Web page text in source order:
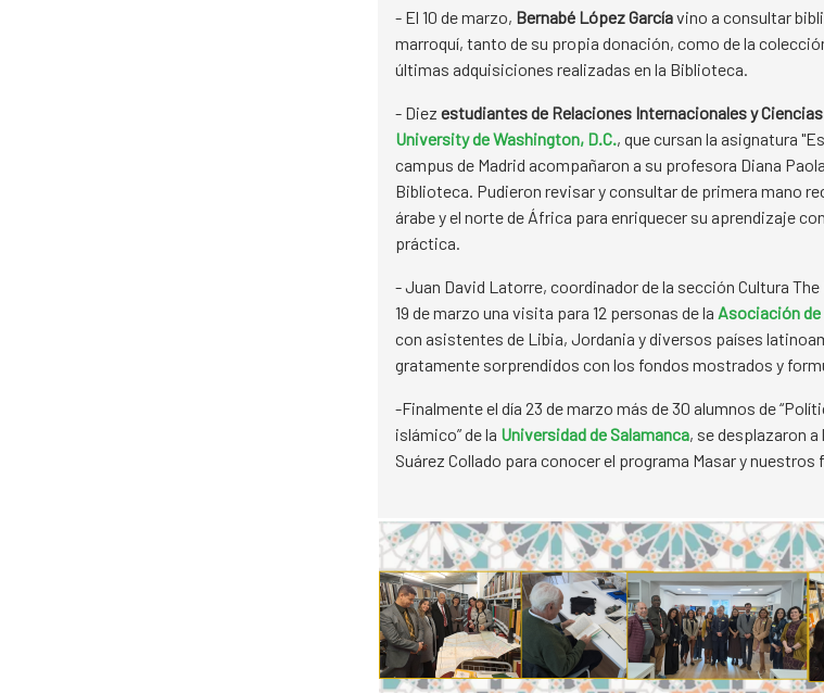
- El 10 de marzo, Bernabé López Garcíavino a consultar
marroquí, tanto de su propia donación, como de la
últimas adquisiciones realizadas en la Biblioteca.
- Diez estudiantes de Relaciones Internacionales y
University de Washington, D.C., que cursan la asignatura
campus de Madrid acompañaron a su profesora Diana
Biblioteca. Pudieron revisar y consultar de primera mano
árabe y el norte de África para enriquecer su aprendizaje
práctica.
- Juan David Latorre, coordinador de la sección Cultura
19 de marzo una visita para 12 personas de la Asociación
con asistentes de Libia, Jordania y diversos países
gratamente sorprendidos con los fondos mostrados y
-Finalmente el día 23 de marzo más de 30 alumnos de
islámico” de la Universidad de Salamanca, se desplazaron
Suárez Collado para conocer el programa Masar y